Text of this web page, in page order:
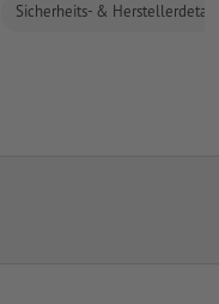
Sicherheits- &